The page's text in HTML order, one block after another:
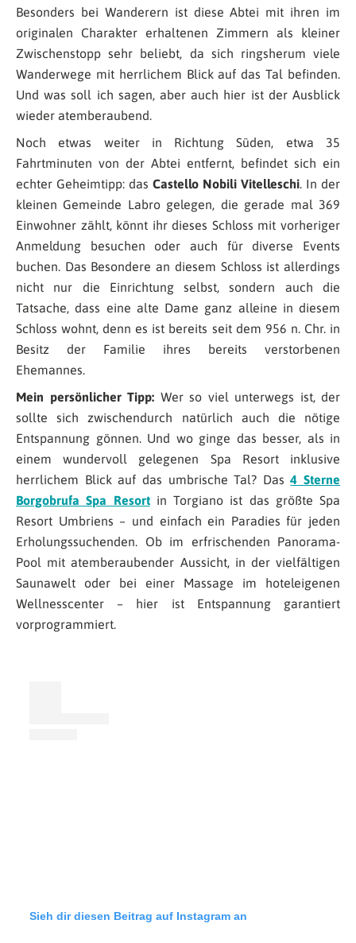
Besonders bei Wanderern ist diese Abtei mit ihren im
originalen Charakter erhaltenen Zimmern als kleiner
Zwischenstopp sehr beliebt, da sich ringsherum viele
Wanderwege mit herrlichem Blick auf das Tal befinden.
Und was soll ich sagen, aber auch hier ist der Ausblick
wieder atemberaubend.
Noch etwas weiter in Richtung Süden, etwa 35
Fahrtminuten von der Abtei entfernt, befindet sich ein
echter Geheimtipp: das Castello Nobili Vitelleschi. In der
kleinen Gemeinde Labro gelegen, die gerade mal 369
Einwohner zählt, könnt ihr dieses Schloss mit vorheriger
Anmeldung besuchen oder auch für diverse Events
buchen. Das Besondere an diesem Schloss ist allerdings
nicht nur die Einrichtung selbst, sondern auch die
Tatsache, dass eine alte Dame ganz alleine in diesem
Schloss wohnt, denn es ist bereits seit dem 956 n. Chr. in
Besitz der Familie ihres bereits verstorbenen
Ehemannes.
Mein persönlicher Tipp: Wer so viel unterwegs ist, der
sollte sich zwischendurch natürlich auch die nötige
Entspannung gönnen. Und wo ginge das besser, als in
einem wundervoll gelegenen Spa Resort inklusive
herrlichem Blick auf das umbrische Tal? Das4 Sterne
Borgobrufa Spa Resortin Torgiano ist das größte Spa
Resort Umbriens – und einfach ein Paradies für jeden
Erholungssuchenden. Ob im erfrischenden Panorama-
Pool mit atemberaubender Aussicht, in der vielfältigen
Saunawelt oder bei einer Massage im hoteleigenen
Wellnesscenter – hier ist Entspannung garantiert
vorprogrammiert.
Sieh dir diesen Beitrag auf Instagram an